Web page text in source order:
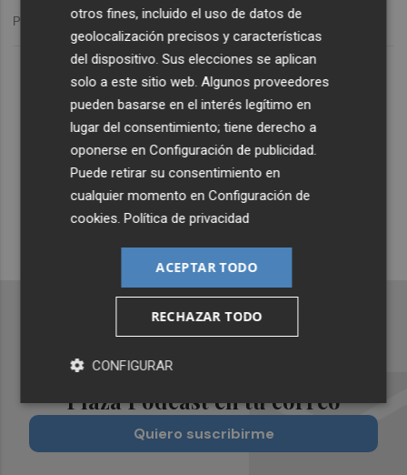
Lo Más Escuchado
Suscríbete al canal de
Whatsapp
Siempre al día de las últimas noticias
¡Quiero suscribirme!
Publicado: 22/02/2026 · 00:10
Recibe toda la actualidad de
Plaza Podcast en tu correo
Quiero suscribirme
otros fines, incluido el uso de datos de
geolocalización precisos y características
del dispositivo. Sus elecciones se aplican
solo a este sitio web. Algunos proveedores
pueden basarse en el interés legítimo en
lugar del consentimiento; tiene derecho a
oponerse enConfiguración de publicidad.
Puede retirar su consentimiento en
cualquier momento enConfiguración de
cookies.Política de privacidad
ACEPTAR TODO
RECHAZAR TODO
CONFIGURAR